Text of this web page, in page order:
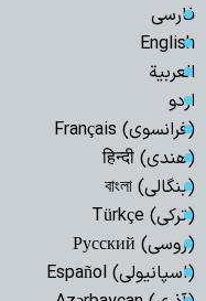
فارسی
English
العربیة
اردو
(فرانسوی) Français
(هندی) हिन्दी
(بنگالی) বাংলা
(ترکی) Türkçe
(روسی) Русский
(اسپانیولی) Español